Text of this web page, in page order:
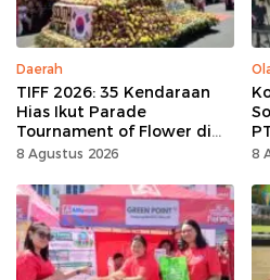
Daerah
TIFF 2026: 35 Kendaraan
Hias Ikut Parade
Tournament of Flower di
Tomohon
8 Agustus 2026 8